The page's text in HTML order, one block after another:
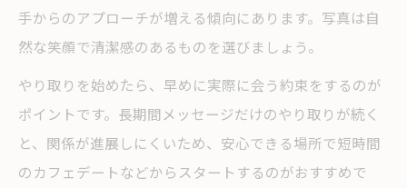
手からのアプローチが増える傾向にあります。写真は自
然な笑顔で清潔感のあるものを選びましょう。
やり取りを始めたら、早めに実際に会う約束をするのが
ポイントです。長期間メッセージだけのやり取りが続く
と、関係が進展しにくいため、安心できる場所で短時間
のカフェデートなどからスタートするのがおすすめで